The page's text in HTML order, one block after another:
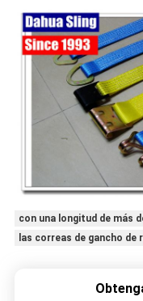
con una longitud de más
las correas de gancho de